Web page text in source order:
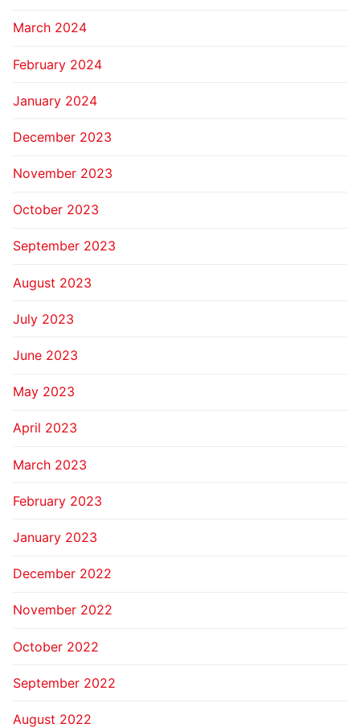
March 2024
February 2024
January 2024
December 2023
November 2023
October 2023
September 2023
August 2023
July 2023
June 2023
May 2023
April 2023
March 2023
February 2023
January 2023
December 2022
November 2022
October 2022
September 2022
August 2022